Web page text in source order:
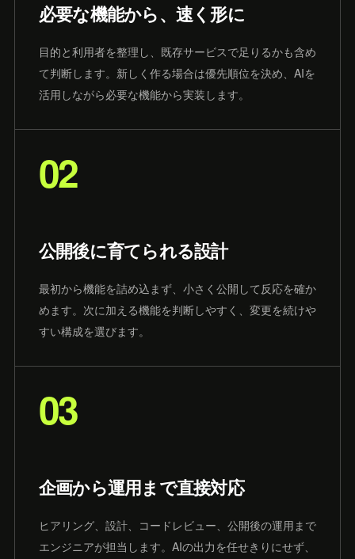
必要な機能から、速く形に
目的と利用者を整理し、既存サービスで足りるかも含め
て判断します。新しく作る場合は優先順位を決め、AIを
活用しながら必要な機能から実装します。
02
公開後に育てられる設計
最初から機能を詰め込まず、小さく公開して反応を確か
めます。次に加える機能を判断しやすく、変更を続けや
すい構成を選びます。
03
企画から運用まで直接対応
ヒアリング、設計、コードレビュー、公開後の運用まで
エンジニアが担当します。AIの出力を任せきりにせず、